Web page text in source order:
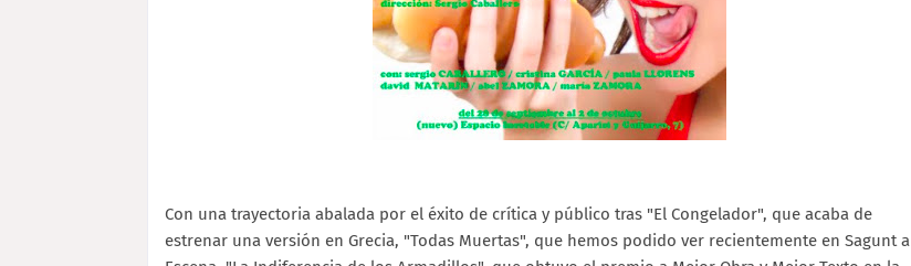
Con una trayectoria abalada por el éxito de crítica y público tras "El Congelador", que acaba de
estrenar una versión en Grecia, "Todas Muertas", que hemos podido ver recientemente en Sagunt a